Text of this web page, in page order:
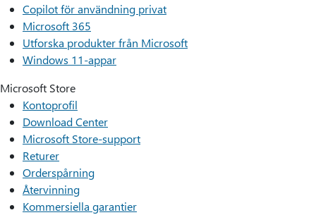
Copilot för användning privat
Microsoft 365
Utforska produkter från Microsoft
Windows 11-appar
Microsoft Store
Kontoprofil
Download Center
Microsoft Store-support
Returer
Orderspårning
Återvinning
Kommersiella garantier